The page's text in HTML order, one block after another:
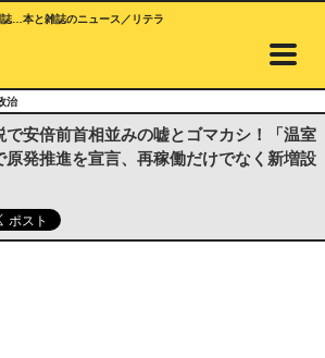
…本と雑誌のニュース／リテラ
治
で安倍前首相並みの嘘とゴマカシ！「温室
原発推進を宣言、再稼働だけでなく新増設